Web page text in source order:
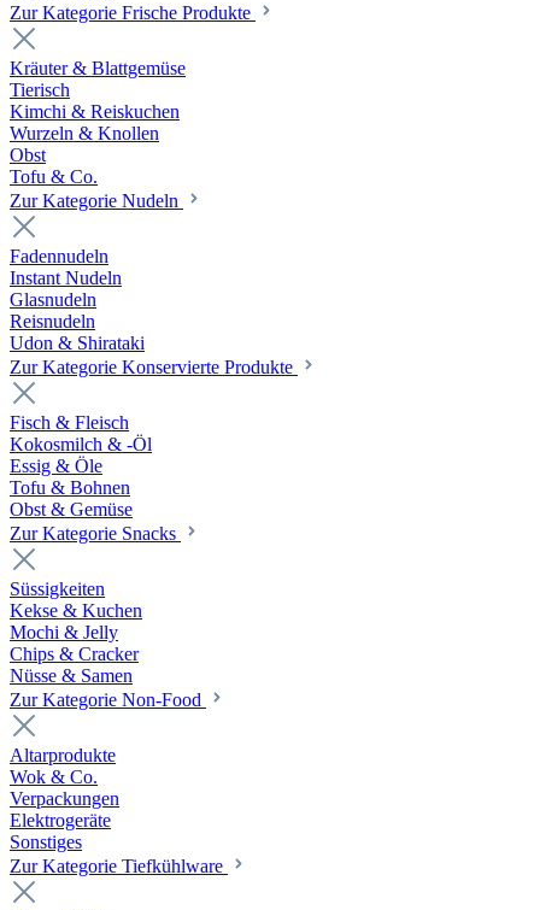
Zur Kategorie Frische Produkte
Kräuter & Blattgemüse
Tierisch
Kimchi & Reiskuchen
Wurzeln & Knollen
Obst
Tofu & Co.
Zur Kategorie Nudeln
Fadennudeln
Instant Nudeln
Glasnudeln
Reisnudeln
Udon & Shirataki
Zur Kategorie Konservierte Produkte
Fisch & Fleisch
Kokosmilch & -Öl
Essig & Öle
Tofu & Bohnen
Obst & Gemüse
Zur Kategorie Snacks
Süssigkeiten
Kekse & Kuchen
Mochi & Jelly
Chips & Cracker
Nüsse & Samen
Zur Kategorie Non-Food
Altarprodukte
Wok & Co.
Verpackungen
Elektrogeräte
Sonstiges
Zur Kategorie Tiefkühlware